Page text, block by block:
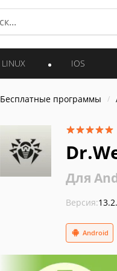
LINUX IOS
Бесплатные программы
Для
Версия:
Android